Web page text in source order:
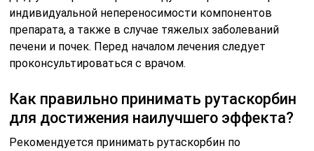
индивидуальной непереносимости компонентов
препарата, а также в случае тяжелых заболеваний
печени и почек. Перед началом лечения следует
проконсультироваться с врачом.
Как правильно принимать рутаскорбин
для достижения наилучшего эффекта?
Рекомендуется принимать рутаскорбин по